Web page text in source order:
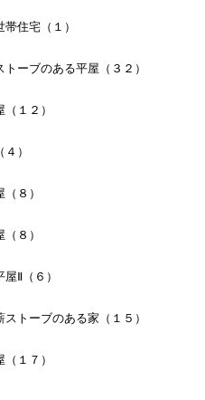
住宅（１）
トーブのある平屋（３２）
１２）
）
８）
８）
Ⅱ（６）
ストーブのある家（１５）
１７）